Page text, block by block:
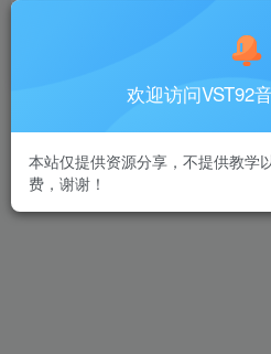
VST插件
6个月
欢迎访问VST92
本站仅提供资源分享，不提供教学
费，谢谢！